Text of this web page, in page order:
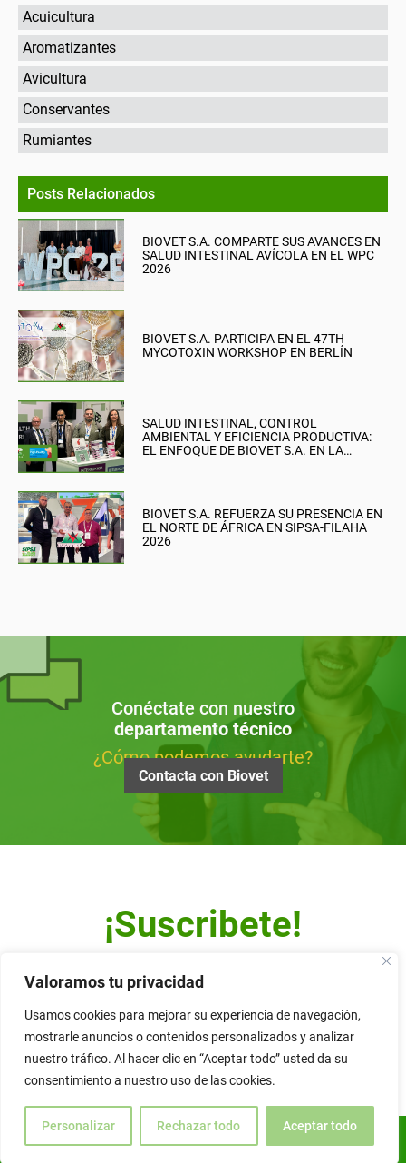
Valoramos tu privacidad
Usamos cookies para mejorar su experiencia de navegación,
mostrarle anuncios o contenidos personalizados y analizar
nuestro tráfico. Al hacer clic en “Aceptar todo” usted da su
consentimiento a nuestro uso de las cookies.
Personalizar Rechazar todo Aceptar todo
ES
Acuicultura
Aromatizantes
Avicultura
Conservantes
Rumiantes
Posts Relacionados
BIOVET S.A. COMPARTE SUS AVANCES EN
SALUD INTESTINAL AVÍCOLA EN EL WPC
2026
BIOVET S.A. PARTICIPA EN EL 47TH
MYCOTOXIN WORKSHOP EN BERLÍN
SALUD INTESTINAL, CONTROL
AMBIENTAL Y EFICIENCIA PRODUCTIVA:
EL ENFOQUE DE BIOVET S.A. EN LA
BIOVET S.A. REFUERZA SU PRESENCIA EN
EL NORTE DE ÁFRICA EN SIPSA-FILAHA
2026
Conéctate con nuestro
departamento técnico
¿Cómo podemos ayudarte?
Contacta con Biovet
¡Suscribete!
Escribe tu dirección de correo y recibe nuestro Newsletter.
Alternative: